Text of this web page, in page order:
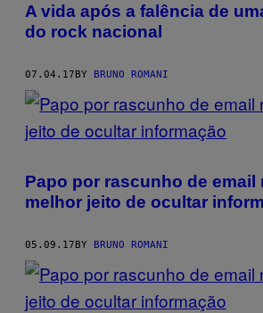
A vida após a falência de
do rock nacional
07.04.17BY BRUNO ROMANI
Papo por rascunho de email
melhor jeito de ocultar
05.09.17BY BRUNO ROMANI